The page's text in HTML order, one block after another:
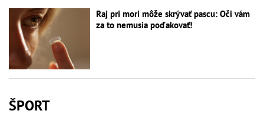
Raj pri mori môže skrývať pascu: Oči vám
za to nemusia poďakovať!
ŠPORT